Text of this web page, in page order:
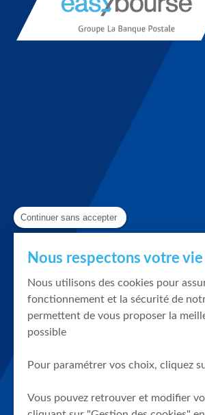
Continuer sans accepter
Nous respectons votre
Nous utilisons des cookies pour
fonctionnement et la sécurité de
permettent de vous proposer la
possible
Pour paramétrer vos choix, cliquez
Vous pouvez retrouver et modifier